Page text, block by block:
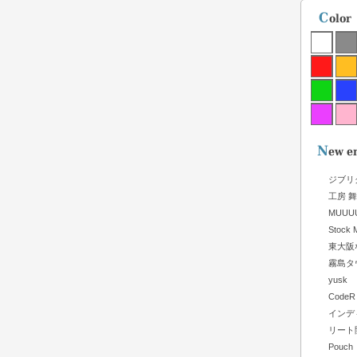
ジブリ
工房
Stock
東大阪
霧島タ
yusk
CodeR
インデ
リー
Pouch